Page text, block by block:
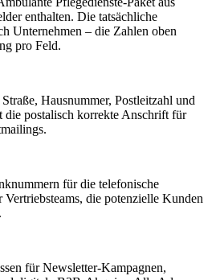
enthalten. Die tatsächliche
Unternehmen – die Zahlen oben
pro Feld.
Hausnummer, Postleitzahl und
die postalisch korrekte Anschrift für
für die telefonische
die potenzielle Kunden
für Newsletter-Kampagnen,